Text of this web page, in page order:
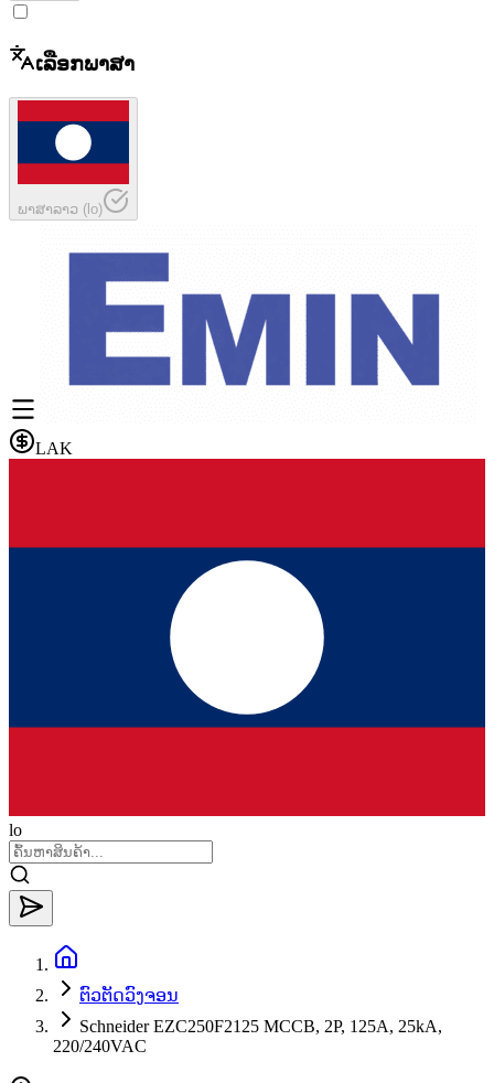
ເລືອກພາສາ
ພາສາລາວ (lo)
LAK
lo
ຕົວຕັດວົງຈອນ
Schneider EZC250F2125 MCCB, 2P, 125A, 25kA,
220/240VAC